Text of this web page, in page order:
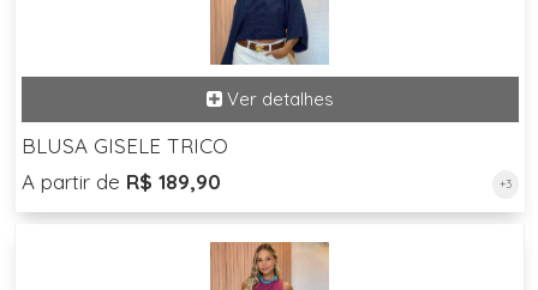
BLUSA GISELE TRICO
A partir de R$ 189,90 +3